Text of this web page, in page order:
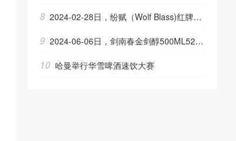
8 2024-02-28日，纷赋（Wolf Blass)红牌750ML13.50度酒每瓶的价格是多少呢？
9 2024-06-06日，剑南春金剑醇500ML52.00度酒每瓶的价格是多少呢？
10 哈曼举行华雪啤酒速饮大赛